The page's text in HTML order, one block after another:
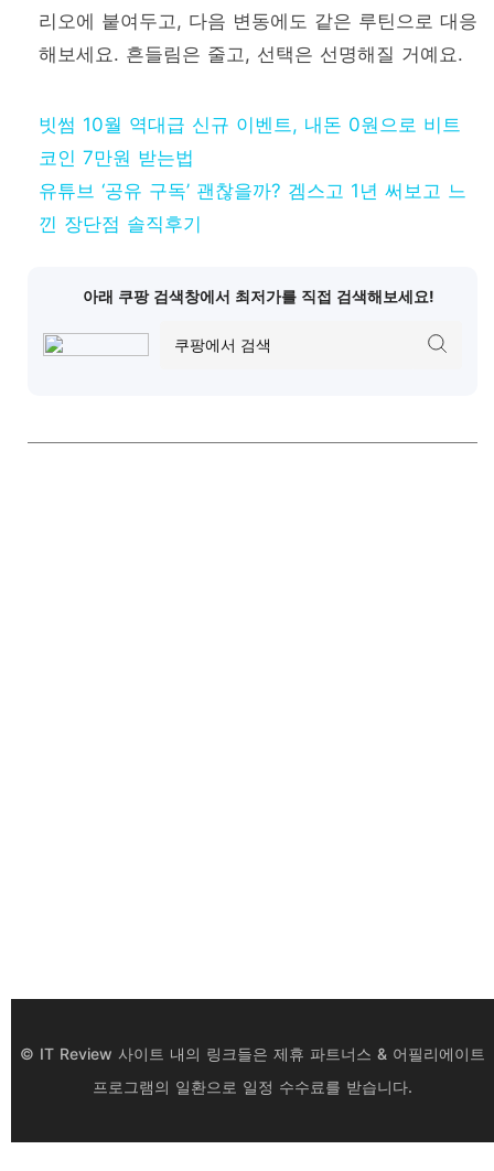
리오에 붙여두고, 다음 변동에도 같은 루틴으로 대응
해보세요. 흔들림은 줄고, 선택은 선명해질 거예요.
빗썸 10월 역대급 신규 이벤트, 내돈 0원으로 비트
코인 7만원 받는법
유튜브 ‘공유 구독’ 괜찮을까? 겜스고 1년 써보고 느
낀 장단점 솔직후기
아래 쿠팡 검색창에서 최저가를 직접 검색해보세요!
© IT Review 사이트 내의 링크들은 제휴 파트너스 & 어필리에이트
프로그램의 일환으로 일정 수수료를 받습니다.